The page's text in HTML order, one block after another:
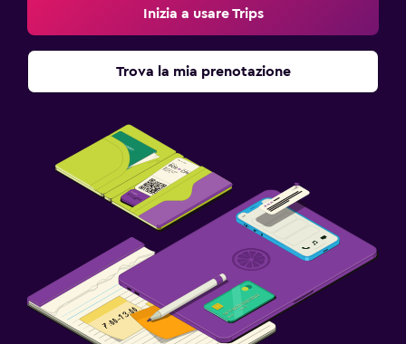
Inizia a usare Trips
Trova la mia prenotazione